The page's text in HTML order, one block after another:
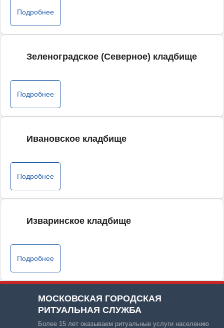
Подробнее
Зеленоградское (Северное) кладбище
Подробнее
Ивановское кладбище
Подробнее
Изваринское кладбище
Подробнее
МОСКОВСКАЯ ГОРОДСКАЯ
РИТУАЛЬНАЯ СЛУЖБА
Более 15 лет оказываем ритуальные услуги населению